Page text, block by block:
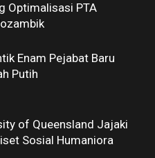
Optimalisasi PTA
Enam Pejabat Baru
Putih
of Queensland Jajaki
Sosial Humaniora